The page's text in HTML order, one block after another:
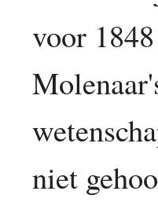
voor
niet